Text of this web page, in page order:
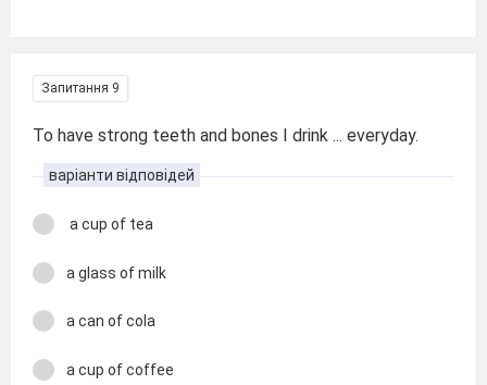
Запитання 9
To have strong teeth and bones I drink ... everyday.
варіанти відповідей
a cup of tea
a glass of milk
a can of cola
a cup of coffee